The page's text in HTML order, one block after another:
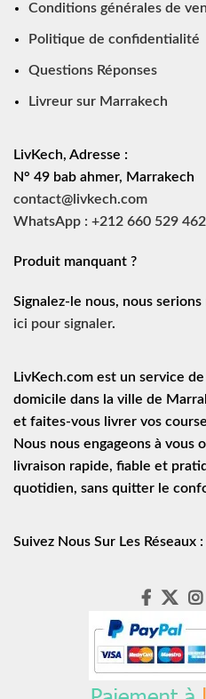
Conditions générales de
Politique de confidentialité
Questions Réponses
Livreur sur Marrakech
LivKech, Adresse :
N° 49 bab ahmer, Marrakech
contact@livkech.com
WhatsApp : +212 660 529 462
Produit manquant ?
Signalez-le nous, nous
ici pour signaler.
LivKech.com est un service de
domicile dans la ville de
et faites-vous livrer vos
Nous nous engageons à
livraison rapide, fiable et
quotidien, sans quitter le
Suivez Nous Sur Les Réseaux :